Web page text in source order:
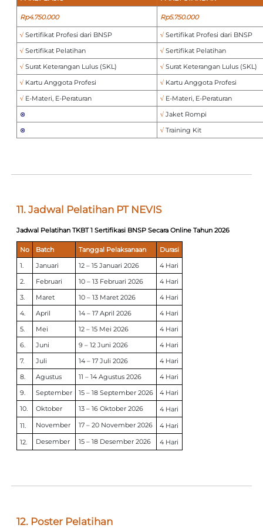
Rp4.750.000 Rp5.750.000
√ Sertifikat Profesi dari BNSP √ Sertifikat Profesi dari BNSP
√ Sertifikat Pelatihan √ Sertifikat Pelatihan
√ Surat Keterangan Lulus (SKL) √ Surat Keterangan Lulus (SKL)
√ Kartu Anggota Profesi √ Kartu Anggota Profesi
√ E-Materi, E-Peraturan √ E-Materi, E-Peraturan
⊗
√ Jaket Rompi
⊗
√ Training Kit
11. Jadwal Pelatihan PT NEVIS
Jadwal Pelatihan TKBT 1 Sertifikasi BNSP Secara Online Tahun 2026
No Batch Tanggal Pelaksanaan
Durasi
1.
Januari 12 – 15 Januari 2026
4 Hari
2.
Februari 10 – 13 Februari 2026
4 Hari
3.
Maret 10 – 13 Maret 2026
4 Hari
4.
April 14 – 17 April 2026
4 Hari
5.
Mei 12 – 15 Mei 2026
4 Hari
6.
Juni 9 – 12 Juni 2026
4 Hari
7.
Juli 14 – 17 Juli 2026
4 Hari
8.
Agustus 11 – 14 Agustus 2026
4 Hari
9.
September 15 – 18 September 2026
4 Hari
10.
Oktober 13 – 16 Oktober 2026
4 Hari
11.
November 17 – 20 November 2026
4 Hari
12.
Desember 15 – 18 Desember 2026 4 Hari
12. Poster Pelatihan